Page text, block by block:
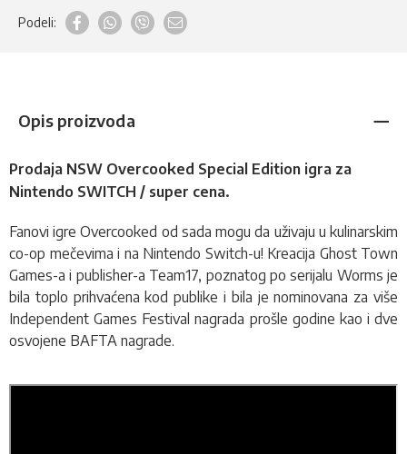
Podeli:
Opis proizvoda
Prodaja NSW Overcooked Special Edition igra za
Nintendo SWITCH / super cena.
Fanovi igre Overcooked od sada mogu da uživaju u kulinarskim
co-op mečevima i na Nintendo Switch-u! Kreacija Ghost Town
Games-a i publisher-a Team17, poznatog po serijalu Worms je
bila toplo prihvaćena kod publike i bila je nominovana za više
Independent Games Festival nagrada prošle godine kao i dve
osvojene BAFTA nagrade.